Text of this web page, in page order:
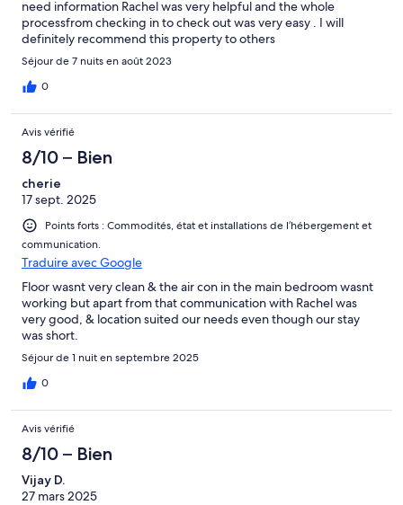
need information Rachel was very helpful and the whole
processfrom checking in to check out was very easy . I will
definitely recommend this property to others
Séjour de 7 nuits en août 2023
0
Avis vérifié
8/10 – Bien
cherie
17 sept. 2025
Points forts : Commodités, état et installations de l’hébergement et
communication.
Traduire avec Google
Floor wasnt very clean & the air con in the main bedroom wasnt
working but apart from that communication with Rachel was
very good, & location suited our needs even though our stay
was short.
Séjour de 1 nuit en septembre 2025
0
Avis vérifié
8/10 – Bien
Vijay D.
27 mars 2025